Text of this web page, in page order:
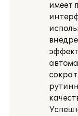
имеет